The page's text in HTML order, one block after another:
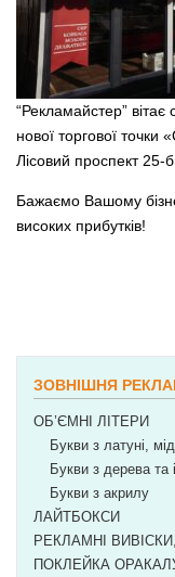
“Рекламайстер” вітає
нової торгової
Лісовий проспект 25-
Бажаємо Вашому
високих прибутків!
ЗОВНІШНЯ
ОБ’ЄМНІ ЛІТЕРИ
Букви з латуні,
Букви з дерева та
Букви з акрилу
ЛАЙТБОКСИ
РЕКЛАМНІ
ПОКЛЕЙКА